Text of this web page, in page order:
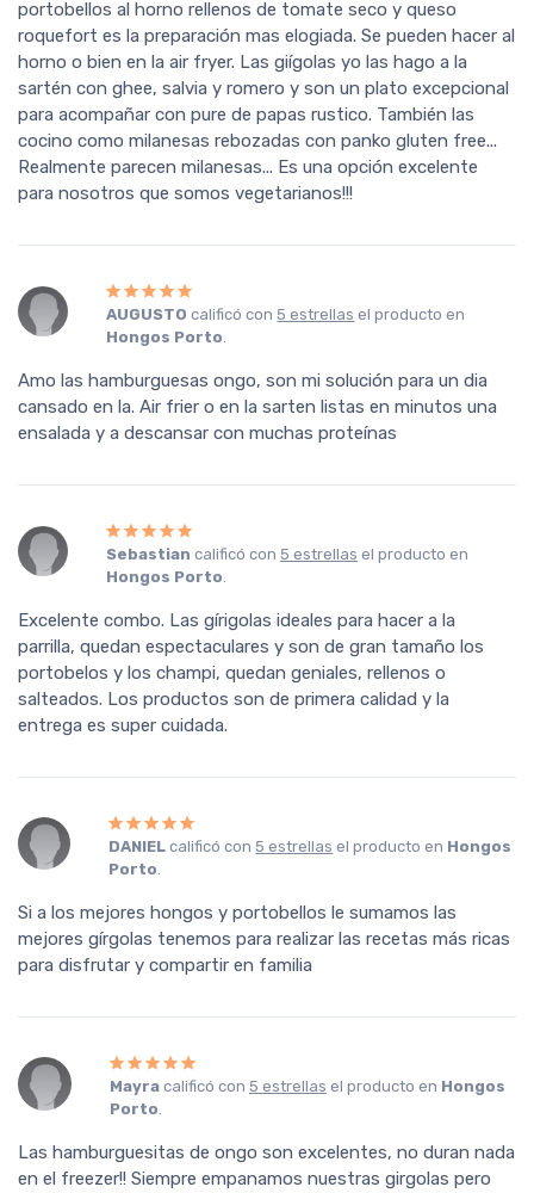
portobellos al horno rellenos de tomate seco y queso
roquefort es la preparación mas elogiada. Se pueden hacer al
horno o bien en la air fryer. Las giígolas yo las hago a la
sartén con ghee, salvia y romero y son un plato excepcional
para acompañar con pure de papas rustico. También las
cocino como milanesas rebozadas con panko gluten free...
Realmente parecen milanesas... Es una opción excelente
para nosotros que somos vegetarianos!!!
AUGUSTO calificó con5 estrellas el producto en
Hongos Porto.
Amo las hamburguesas ongo, son mi solución para un dia
cansado en la. Air frier o en la sarten listas en minutos una
ensalada y a descansar con muchas proteínas
Sebastian calificó con5 estrellas el producto en
Hongos Porto.
Excelente combo. Las gírigolas ideales para hacer a la
parrilla, quedan espectaculares y son de gran tamaño los
portobelos y los champi, quedan geniales, rellenos o
salteados. Los productos son de primera calidad y la
entrega es super cuidada.
DANIEL calificó con5 estrellas el producto en Hongos
Porto.
Si a los mejores hongos y portobellos le sumamos las
mejores gírgolas tenemos para realizar las recetas más ricas
para disfrutar y compartir en familia
Mayracalificó con 5 estrellas el producto en Hongos
Porto.
Las hamburguesitas de ongo son excelentes, no duran nada
en el freezer!! Siempre empanamos nuestras girgolas pero